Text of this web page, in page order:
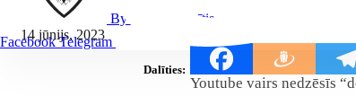
Facebook Telegram
By Mārcis Jencītis
14 jūnijs, 2023
Dalīties:
Youtube vairs nedzēsīs